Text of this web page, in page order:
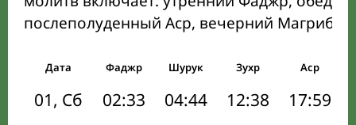
послеполуденный Аср, вечерний Магриб
Дата Фаджр Шурук Зухр Аср
01, Сб 02:33 04:44 12:38 17:59